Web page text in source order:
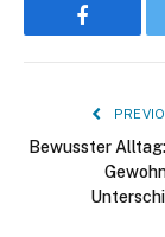
Facebook
Bewusster